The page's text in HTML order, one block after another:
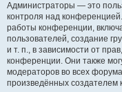
Администраторы — это
контроля над
работы конференции,
пользователей, создание
и т. п., в зависимости от
конференции. Они также
модераторов во всех
произведённых создателем